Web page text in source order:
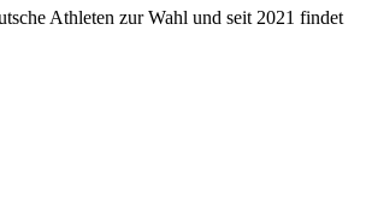
Athleten zur Wahl und seit 2021 findet